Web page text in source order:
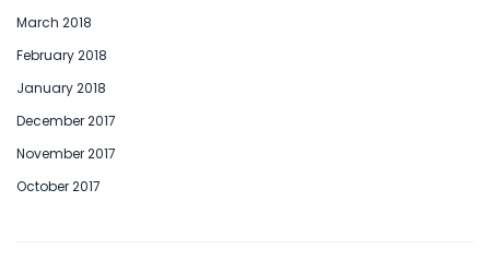
March 2018
February 2018
January 2018
December 2017
November 2017
October 2017